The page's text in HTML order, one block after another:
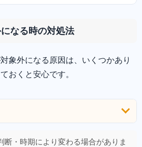
なる時の対処法
象外になる原因は、いくつかあり
おくと安心です。
断・時期により変わる場合がありま